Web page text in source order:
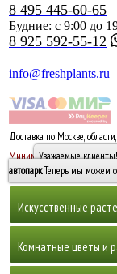
8 495 445-60-65
Будние: с 9:00 до
8 925 592-55-12
info@freshplants.ru
Доставка по Москве, области,
Минимальный заказ -10
Уважаемые клиенты!
автопарк. Теперь мы можем
Искусственные
Горшечные растения,
Комнатные цветы и